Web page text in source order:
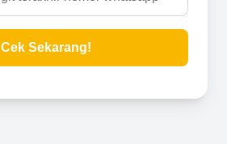
Cek Sekarang!